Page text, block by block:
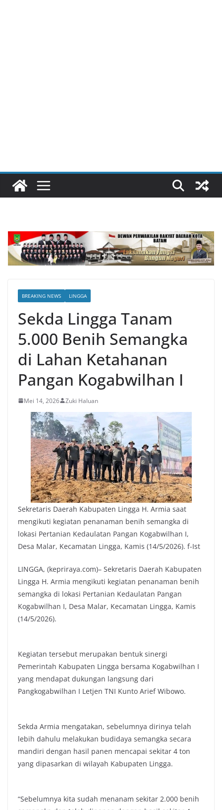
BREAKING NEWS LINGGA
Sekda Lingga Tanam
5.000 Benih Semangka
di Lahan Ketahanan
Pangan Kogabwilhan I
Mei 14, 2026 Zuki Haluan
Sekretaris Daerah Kabupaten Lingga H. Armia saat
mengikuti kegiatan penanaman benih semangka di
lokasi Pertanian Kedaulatan Pangan Kogabwilhan I,
Desa Malar, Kecamatan Lingga, Kamis (14/5/2026). f-Ist
LINGGA, (kepriraya.com)– Sekretaris Daerah Kabupaten
Lingga H. Armia mengikuti kegiatan penanaman benih
semangka di lokasi Pertanian Kedaulatan Pangan
Kogabwilhan I, Desa Malar, Kecamatan Lingga, Kamis
(14/5/2026).
Kegiatan tersebut merupakan bentuk sinergi
Pemerintah Kabupaten Lingga bersama Kogabwilhan I
yang mendapat dukungan langsung dari
Pangkogabwilhan I Letjen TNI Kunto Arief Wibowo.
Sekda Armia mengatakan, sebelumnya dirinya telah
lebih dahulu melakukan budidaya semangka secara
mandiri dengan hasil panen mencapai sekitar 4 ton
yang dipasarkan di wilayah Kabupaten Lingga.
“Sebelumnya kita sudah menanam sekitar 2.000 benih